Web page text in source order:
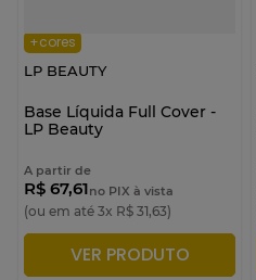
+cores
LP BEAUTY
Base Líquida Full Cover -
LP Beauty
A partir de
R$ 67,61no PIX à vista
(ou em até 3x R$ 31,63)
ADICIONAR À SACOLA
VER PRODUTO